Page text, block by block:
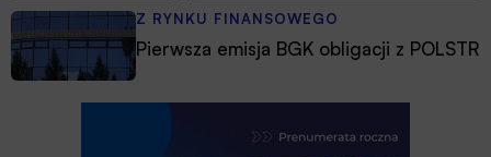
Z RYNKU FINANSOWEGO
Pierwsza emisja BGK obligacji z POLSTR